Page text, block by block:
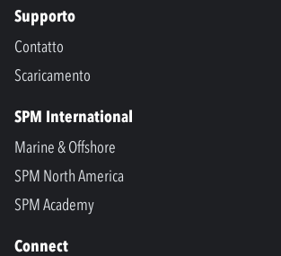
Supporto
Contatto
Scaricamento
SPM International
Marine & Offshore
SPM North America
SPM Academy
Connect